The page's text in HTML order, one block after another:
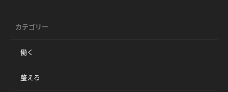
カテゴリー
働く
整える